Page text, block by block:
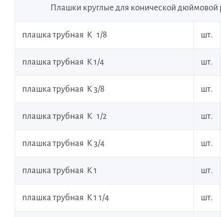
Плашки круглые для конической дюймовой
плашка трубная К 1/8 шт.
плашка трубная К 1/4 шт.
плашка трубная К 3/8 шт.
плашка трубная К 1/2 шт.
плашка трубная К 3/4 шт.
плашка трубная К 1 шт.
плашка трубная К 1 1/4 шт.